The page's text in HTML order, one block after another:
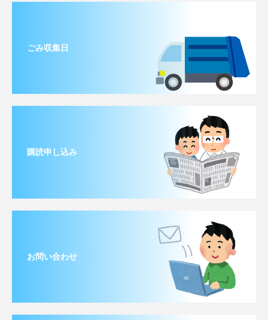
ごみ収集日
購読申し込み
お問い合わせ